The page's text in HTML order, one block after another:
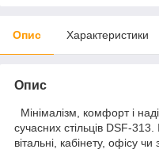
Опис Характеристики
Опис
Мінімалізм, комфорт і
сучасних стільців DSF-313.
вітальні, кабінету, офісу